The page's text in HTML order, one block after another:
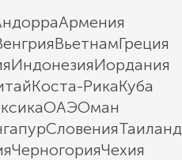
Армения
ВьетнамГреция
ИндонезияИордания
Коста-РикаКуба
ОАЭОман
СловенияТаиланд
ЧерногорияЧехия